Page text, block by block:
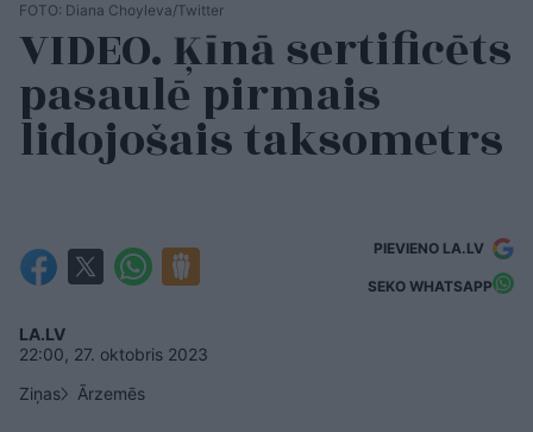
FOTO: Diana Choyleva/Twitter
VIDEO. Ķīnā sertificēts
pasaulē pirmais
lidojošais taksometrs
PIEVIENO LA.LV
SEKO WHATSAPP
LA.LV
22:00, 27. oktobris 2023
Ziņas
Ārzemēs